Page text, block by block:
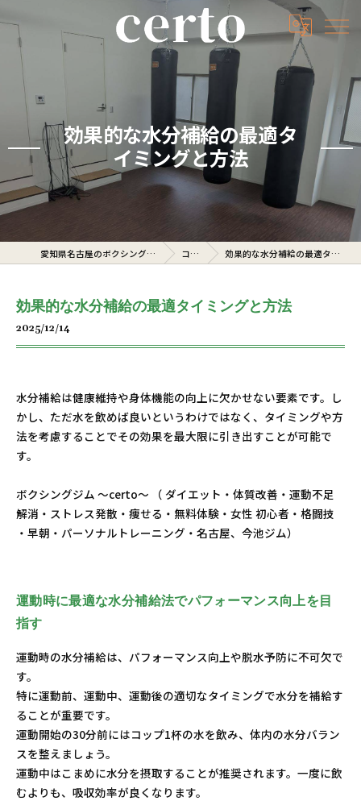
効果的な水分補給の最適タ
イミングと方法
愛知県名古屋のボクシングジムならcerto コラム 効果的な水分補給の最適タイミングと方法
効果的な水分補給の最適タイミングと方法
2025/12/14
水分補給は健康維持や身体機能の向上に欠かせない要素です。し
かし、ただ水を飲めば良いというわけではなく、タイミングや方
法を考慮することでその効果を最大限に引き出すことが可能で
す。
ボクシングジム ～certo～ （ ダイエット・体質改善・運動不足
解消・ストレス発散・痩せる・無料体験・女性 初心者・格闘技
・早朝・パーソナルトレーニング・名古屋、今池ジム）
運動時に最適な水分補給法でパフォーマンス向上を目
指す
運動時の水分補給は、パフォーマンス向上や脱水予防に不可欠で
す。
特に運動前、運動中、運動後の適切なタイミングで水分を補給す
ることが重要です。
運動開始の30分前にはコップ1杯の水を飲み、体内の水分バラン
スを整えましょう。
運動中はこまめに水分を摂取することが推奨されます。一度に飲
むよりも、吸収効率が良くなります。